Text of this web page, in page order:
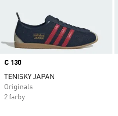
Price
€ 130
TENISKY JAPAN
Originals
2 farby